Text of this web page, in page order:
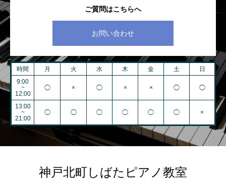
ご質問はこちらへ
お問い合わせ
時間 月 火 水 木 金 土
日
9:00
~
12:00
◯ × ◯ × × ◯ ◯
13:00
~
21:00
◯ ◯ ◯ ◯ ◯ ◯ ×
神戸北町しばたピアノ教室